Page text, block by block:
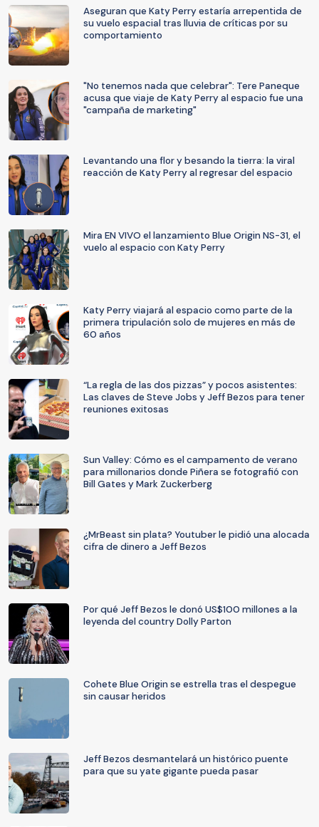
Aseguran que Katy Perry estaría arrepentida de
su vuelo espacial tras lluvia de críticas por su
comportamiento
"No tenemos nada que celebrar": Tere Paneque
acusa que viaje de Katy Perry al espacio fue una
"campaña de marketing"
Levantando una flor y besando la tierra: la viral
reacción de Katy Perry al regresar del espacio
Mira EN VIVO el lanzamiento Blue Origin NS-31, el
vuelo al espacio con Katy Perry
Katy Perry viajará al espacio como parte de la
primera tripulación solo de mujeres en más de
60 años
“La regla de las dos pizzas” y pocos asistentes:
Las claves de Steve Jobs y Jeff Bezos para tener
reuniones exitosas
Sun Valley: Cómo es el campamento de verano
para millonarios donde Piñera se fotografió con
Bill Gates y Mark Zuckerberg
¿MrBeast sin plata? Youtuber le pidió una alocada
cifra de dinero a Jeff Bezos
Por qué Jeff Bezos le donó US$100 millones a la
leyenda del country Dolly Parton
Cohete Blue Origin se estrella tras el despegue
sin causar heridos
Jeff Bezos desmantelará un histórico puente
para que su yate gigante pueda pasar